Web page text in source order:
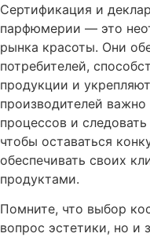
Сертификация и
парфюмерии — это
рынка красоты. Они
потребителей,
продукции и
производителей
процессов и
чтобы оставаться
обеспечивать своих
продуктами.
Помните, что выбор
вопрос эстетики, но и